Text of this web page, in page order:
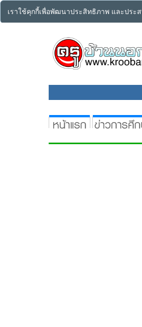
เราใช้คุกกี้เพื่อพัฒนาประสิทธิภาพ และปร